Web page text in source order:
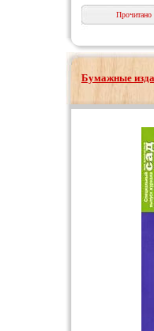
Прочитано
Бумажные